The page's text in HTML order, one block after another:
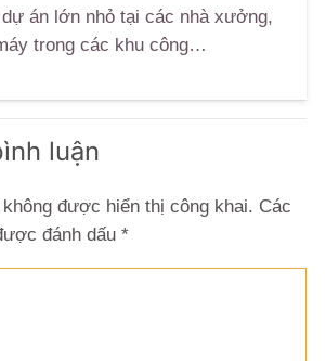
án lớn nhỏ tại các nhà xưởng,
trong các khu công…
luận
được hiển thị công khai. Các
đánh dấu *